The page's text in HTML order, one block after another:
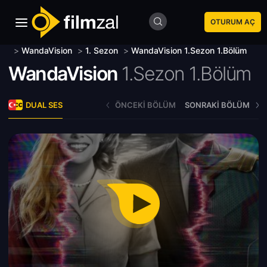
OTURUM AÇ
> WandaVision > 1. Sezon > WandaVision 1.Sezon 1.Bölüm
WandaVision 1.Sezon 1.Bölüm
DUAL SES ÖNCEKI BÖLÜM SONRAKI BÖLÜM